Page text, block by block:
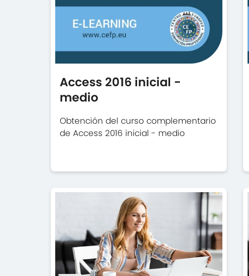
Access 2016 inicial -
medio
Obtención del curso complementario
de Access 2016 inicial - medio